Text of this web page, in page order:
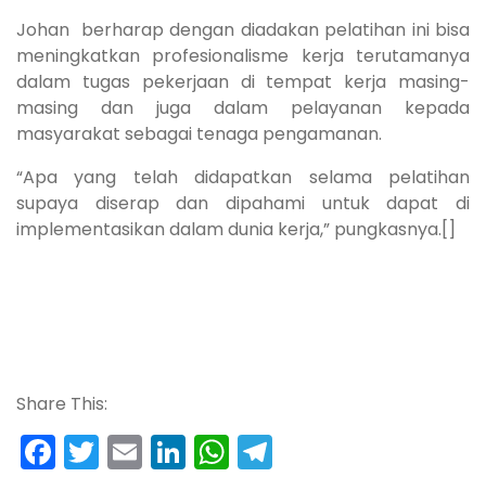
Johan berharap dengan diadakan pelatihan ini bisa
meningkatkan profesionalisme kerja terutamanya
dalam tugas pekerjaan di tempat kerja masing-
masing dan juga dalam pelayanan kepada
masyarakat sebagai tenaga pengamanan.
“Apa yang telah didapatkan selama pelatihan
supaya diserap dan dipahami untuk dapat di
implementasikan dalam dunia kerja,” pungkasnya.[]
Share This:
Facebook
Twitter
EmailLinkedIn
WhatsApp